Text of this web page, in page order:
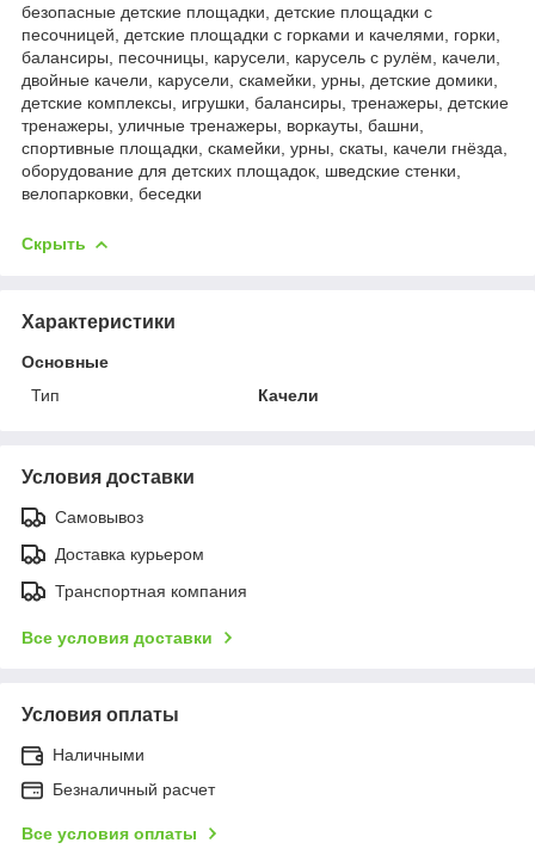
безопасные детские площадки, детские площадки с
песочницей, детские площадки с горками и качелями, горки,
балансиры, песочницы, карусели, карусель с рулём, качели,
двойные качели, карусели, скамейки, урны, детские домики,
детские комплексы, игрушки, балансиры, тренажеры, детские
тренажеры, уличные тренажеры, воркауты, башни,
спортивные площадки, скамейки, урны, скаты, качели гнёзда,
оборудование для детских площадок, шведские стенки,
велопарковки, беседки
Скрыть
Характеристики
Основные
Тип
Качели
Условия доставки
Самовывоз
Доставка курьером
Транспортная компания
Все условия доставки
Условия оплаты
Наличными
Безналичный расчет
Все условия оплаты